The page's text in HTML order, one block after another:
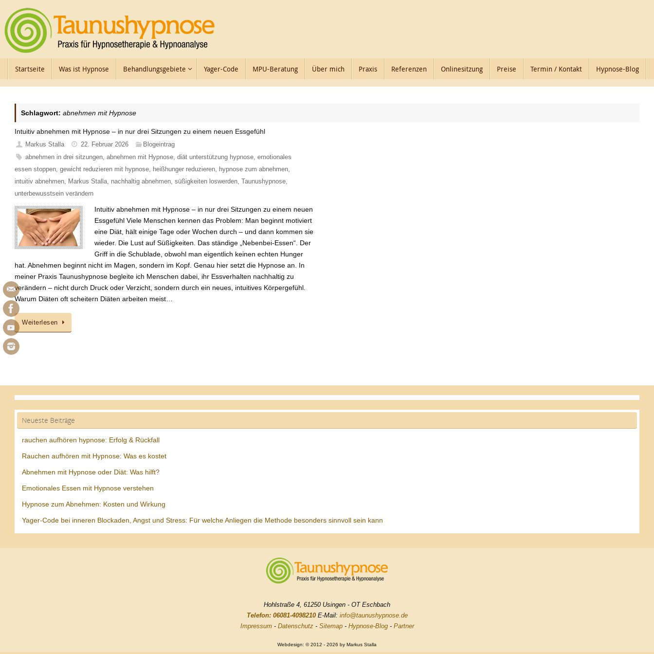
Inhalt
springen
InhaltStartseite Was ist Hypnose Behandlungsgebiete Yager-Code MPU-Beratung Über mich Praxis Referenzen Onlinesitzung Preise Termin / Kontakt Hypnose-Blog
Schlagwort: abnehmen mit Hypnose
Intuitiv abnehmen mit Hypnose – in nur drei Sitzungen zu einem neuen Essgefühl
Markus Stalla 22. Februar 2026
Blogeintrag
abnehmen in drei sitzungen,abnehmen mit Hypnose,diät unterstützung hypnose,emotionales
essen stoppen, gewicht reduzieren mit hypnose, heißhunger reduzieren, hypnose zum abnehmen,
intuitiv abnehmen, Markus Stalla, nachhaltig abnehmen, süßigkeiten loswerden, Taunushypnose,
unterbewusstsein verändern
Intuitiv abnehmen mit Hypnose – in nur drei Sitzungen zu einem neuen
Essgefühl Viele Menschen kennen das Problem: Man beginnt motiviert
eine Diät, hält einige Tage oder Wochen durch – und dann kommen sie
wieder. Die Lust auf Süßigkeiten. Das ständige „Nebenbei-Essen“. Der
Griff in die Schublade, obwohl man eigentlich keinen echten Hunger
hat. Abnehmen beginnt nicht im Magen, sondern im Kopf. Genau hier setzt die Hypnose an. In
meiner Praxis Taunushypnose begleite ich Menschen dabei, ihr Essverhalten nachhaltig zu
verändern – nicht durch Druck oder Verzicht, sondern durch ein neues, intuitives Körpergefühl.
Warum Diäten oft scheitern Diäten arbeiten meist…
Weiterlesen
Neueste Beiträge
rauchen aufhören hypnose: Erfolg & Rückfall
Rauchen aufhören mit Hypnose: Was es kostet
Abnehmen mit Hypnose oder Diät: Was hilft?
Emotionales Essen mit Hypnose verstehen
Hypnose zum Abnehmen: Kosten und Wirkung
Yager-Code bei inneren Blockaden, Angst und Stress: Für welche Anliegen die Methode besonders sinnvoll sein kann
Hohlstraße 4, 61250 Usingen - OT Eschbach
Telefon: 06081-4098210E-Mail: info@taunushypnose.de
Impressum- Datenschutz- Sitemap- Hypnose-Blog- Partner
Webdesign: © 2012 - 2026 by Markus Stalla